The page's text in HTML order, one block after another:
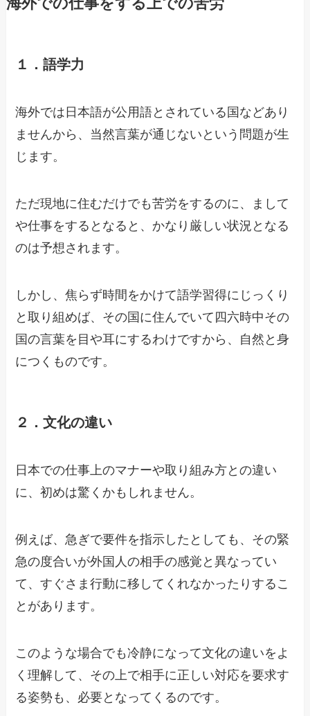
海外での仕事をする上での苦労
１．語学力
海外では日本語が公用語とされている国などあり
ませんから、当然言葉が通じないという問題が生
じます。
ただ現地に住むだけでも苦労をするのに、まして
や仕事をするとなると、かなり厳しい状況となる
のは予想されます。
しかし、焦らず時間をかけて語学習得にじっくり
と取り組めば、その国に住んでいて四六時中その
国の言葉を目や耳にするわけですから、自然と身
につくものです。
２．文化の違い
日本での仕事上のマナーや取り組み方との違い
に、初めは驚くかもしれません。
例えば、急ぎで要件を指示したとしても、その緊
急の度合いが外国人の相手の感覚と異なってい
て、すぐさま行動に移してくれなかったりするこ
とがあります。
このような場合でも冷静になって文化の違いをよ
く理解して、その上で相手に正しい対応を要求す
る姿勢も、必要となってくるのです。